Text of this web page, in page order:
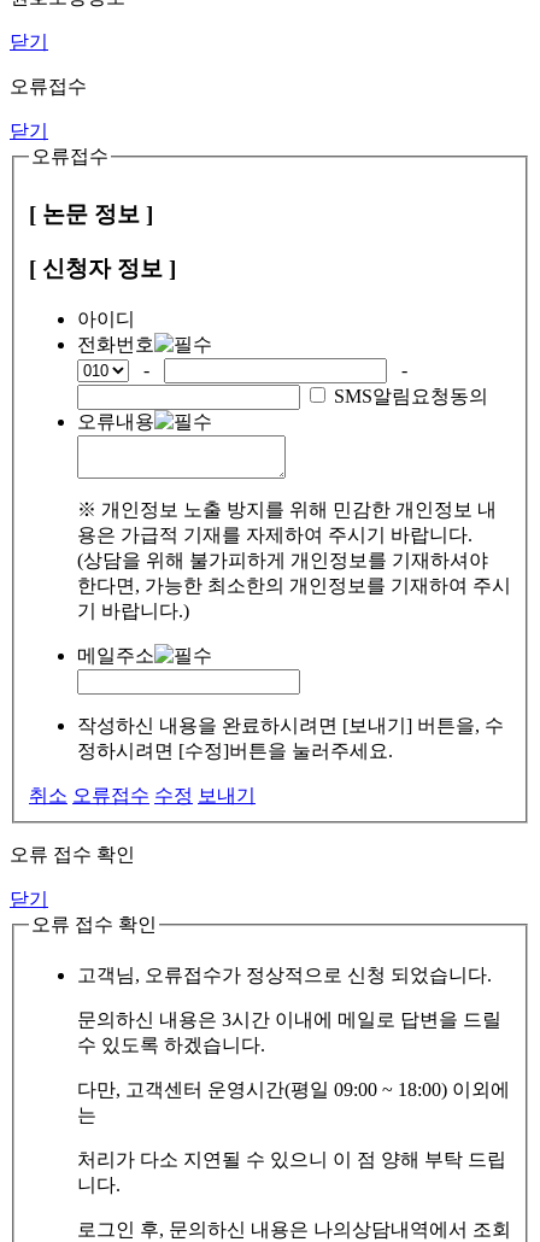
닫기
오류접수
닫기
오류접수
[ 논문 정보 ]
[ 신청자 정보 ]
아이디
전화번호
-
-
SMS알림요청동의
오류내용
※ 개인정보 노출 방지를 위해 민감한 개인정보 내
용은 가급적 기재를 자제하여 주시기 바랍니다.
(상담을 위해 불가피하게 개인정보를 기재하셔야
한다면, 가능한 최소한의 개인정보를 기재하여 주시
기 바랍니다.)
메일주소
작성하신 내용을 완료하시려면 [보내기] 버튼을, 수
정하시려면 [수정]버튼을 눌러주세요.
취소 오류접수 수정 보내기
오류 접수 확인
닫기
오류 접수 확인
고객님, 오류접수가 정상적으로 신청 되었습니다.
문의하신 내용은 3시간 이내에 메일로 답변을 드릴
수 있도록 하겠습니다.
다만, 고객센터 운영시간(평일 09:00 ~ 18:00) 이외에
는
처리가 다소 지연될 수 있으니 이 점 양해 부탁 드립
니다.
로그인 후, 문의하신 내용은 나의상담내역에서 조회